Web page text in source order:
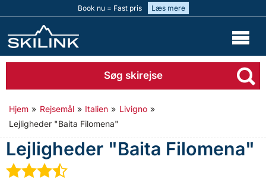
Book nu = Fast pris Læs mere
Søg skirejse
Hjem » Rejsemål » Italien » Livigno »
Lejligheder "Baita Filomena"
Lejligheder "Baita Filomena"
★★★